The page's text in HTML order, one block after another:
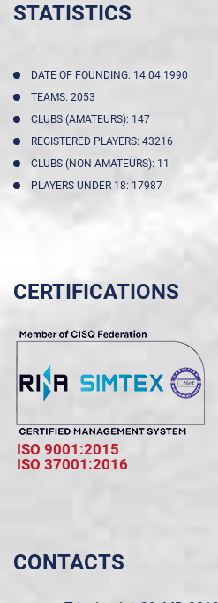
STATISTICS
DATE OF FOUNDING: 14.04.1990
TEAMS: 2053
CLUBS (AMATEURS): 147
REGISTERED PLAYERS: 43216
CLUBS (NON-AMATEURS): 11
PLAYERS UNDER 18: 17987
CERTIFICATIONS
ISO 9001:2015
ISO 37001:2016
CONTACTS